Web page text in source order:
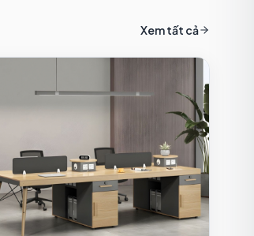
Xem tất cả